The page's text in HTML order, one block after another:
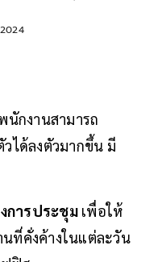
นักงานสามารถ
ได้ลงตัวมากขึ้น มี
การประชุมเพื่อให้
นที่คั่งค้างในแต่ละวัน